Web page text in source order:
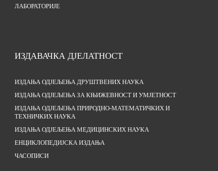
ЛАБОРАТОРИЈЕ
ИЗДАВАЧКА ДЈЕЛАТНОСТ
ИЗДАЊА ОДЈЕЉЕЊА ДРУШТВЕНИХ НАУКА
ИЗДАЊА ОДЈЕЉЕЊА ЗА КЊИЖЕВНОСТ И УМЈЕТНОСТ
ИЗДАЊА ОДЈЕЉЕЊА ПРИРОДНО-МАТЕМАТИЧКИХ И
ТЕХНИЧКИХ НАУКА
ИЗДАЊА ОДЈЕЉЕЊА МЕДИЦИНСКИХ НАУКА
ЕНЦИКЛОПЕДИЈСКА ИЗДАЊА
ЧАСОПИСИ